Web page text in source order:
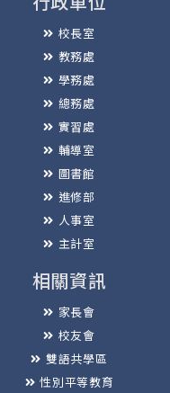
校長室
教務處
學務處
總務處
實習處
輔導室
圖書館
進修部
人事室
主計室
相關資訊
家長會
校友會
雙語共學區
性別平等教育